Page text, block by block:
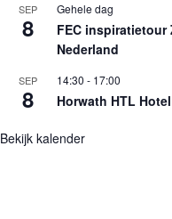
SEP
8
Gehele dag
FEC inspiratietour
Nederland
SEP
8
14:30 - 17:00
Horwath HTL
Bekijk kalender